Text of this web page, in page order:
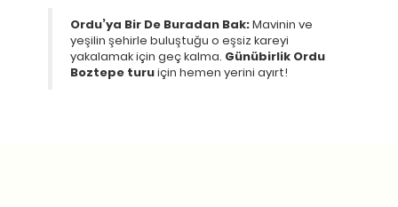
Ordu’ya Bir De Buradan Bak:Mavinin ve
yeşilin şehirle buluştuğu o eşsiz kareyi
yakalamak için geç kalma. Günübirlik Ordu
Boztepe turuiçin hemen yerini ayırt!